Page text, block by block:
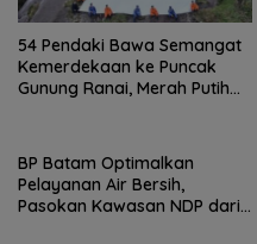
54 Pendaki Bawa Semangat
Kemerdekaan ke Puncak
Gunung Ranai, Merah Putih
BP Batam Optimalkan
Pelayanan Air Bersih,
Pasokan Kawasan NDP dari